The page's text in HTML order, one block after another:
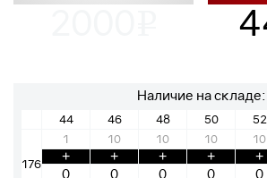
Наличие на складе:
44 46 48 50 52
176
1
+
10
+
10
+
10
+
10
+